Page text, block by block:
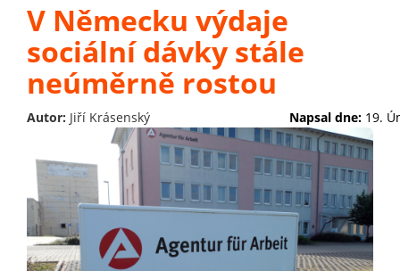
V Německu výdaje
sociální dávky stále
neúměrně rostou
Autor: Jiří Krásenský Napsal dne: 19.